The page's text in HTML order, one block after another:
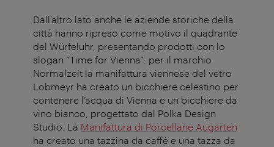
Dall’altro lato anche le aziende storiche della
città hanno ripreso come motivo il quadrante
del Würfeluhr, presentando prodotti con lo
slogan “Time for Vienna”: per il marchio
Normalzeit la manifattura viennese del vetro
Lobmeyr ha creato un bicchiere celestino per
contenere l’acqua di Vienna e un bicchiere da
vino bianco, progettato dal Polka Design
Studio. La Manifattura di Porcellane Augarten
ha creato una tazzina da caffè e una tazza da